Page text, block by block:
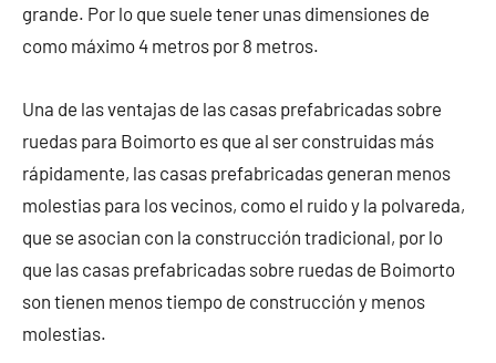
grande. Por lo que suele tener unas dimensiones de
como máximo 4 metros por 8 metros.
Una de las ventajas de las casas prefabricadas sobre
ruedas para Boimorto es que al ser construidas más
rápidamente, las casas prefabricadas generan menos
molestias para los vecinos, como el ruido y la polvareda,
que se asocian con la construcción tradicional, por lo
que las casas prefabricadas sobre ruedas de Boimorto
son tienen menos tiempo de construcción y menos
molestias.